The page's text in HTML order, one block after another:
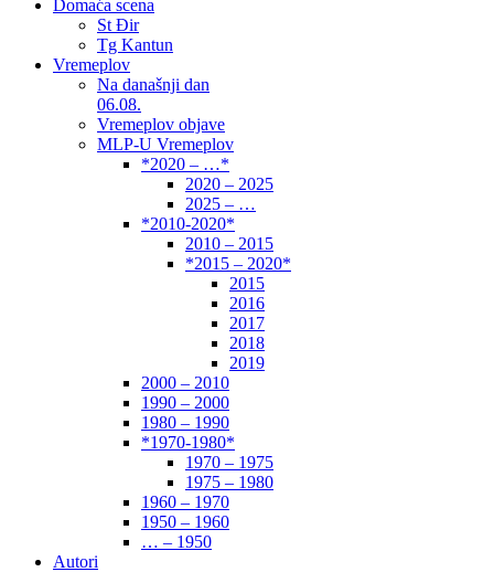
Domaća scena
St Đir
Tg Kantun
Vremeplov
Na današnji dan
06.08.
Vremeplov objave
MLP-U Vremeplov
*2020 – …*
2020 – 2025
2025 – …
*2010-2020*
2010 – 2015
*2015 – 2020*
2015
2016
2017
2018
2019
2000 – 2010
1990 – 2000
1980 – 1990
*1970-1980*
1970 – 1975
1975 – 1980
1960 – 1970
1950 – 1960
… – 1950
Autori